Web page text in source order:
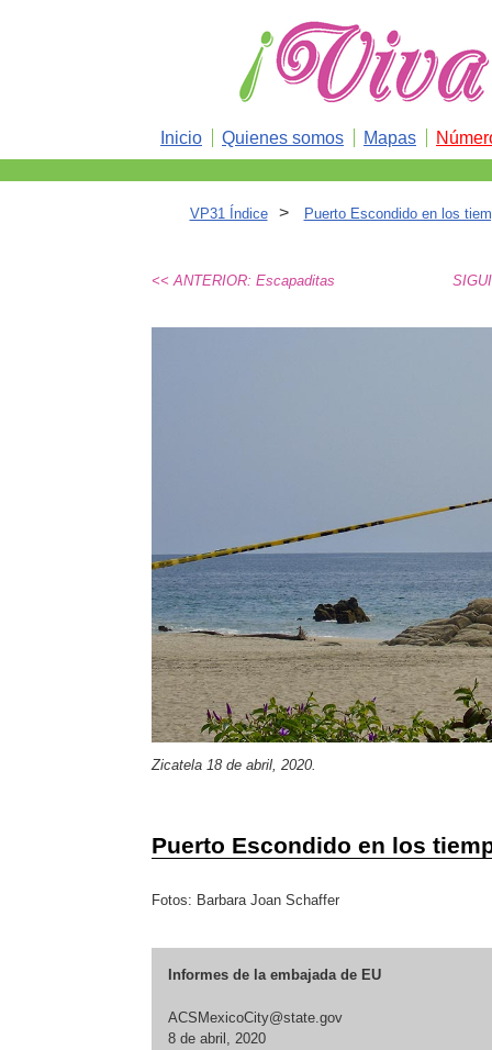
Inicio Quienes somos Mapas
VP31 Índice > Puerto Escondido en los
<< ANTERIOR: Escapaditas
Zicatela 18 de abril, 2020.
Puerto Escondido en los
Fotos: Barbara Joan Schaffer
Informes de la embajada de EU
ACSMexicoCity@state.gov
8 de abril, 2020